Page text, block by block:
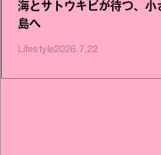
海とサトウキビが待つ、小
島へ
Lifestyle2026.7.22